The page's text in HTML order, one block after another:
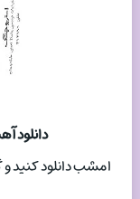
دانلود
امشب دانلود کنید